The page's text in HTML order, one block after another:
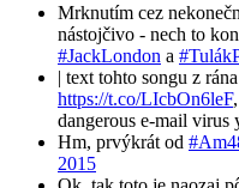
Mrknutím cez
nástojčivo - nech to
#JackLondon a
| text tohto songu z
https://t.co/LIcbOn6leF
dangerous e-mail virus
Hm, prvýkrát od
2015